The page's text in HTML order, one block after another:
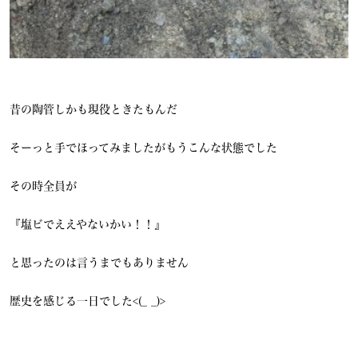
昔の陶管しかも現役ときたもんだ
そーっと手でほってみましたがもうこんな状態でした
その時全員が
『塩ビでええやないかい！！』
と思ったのは言うまでもありません
歴史を感じる一日でした<(_ _)>